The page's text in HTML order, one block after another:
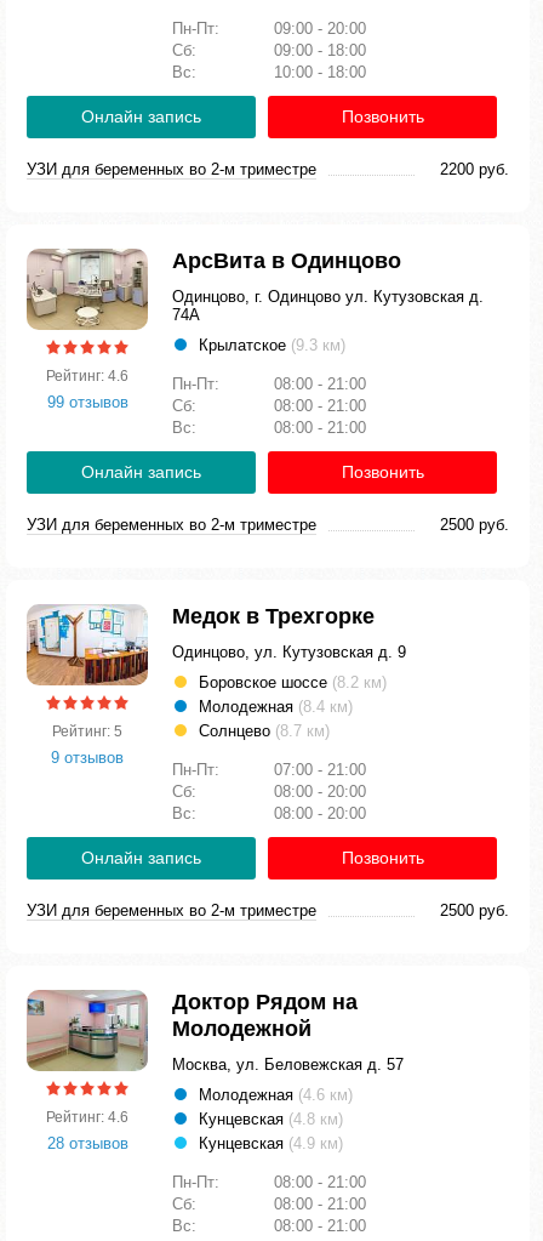
Пн-Пт:
09:00 - 20:00
Сб:
09:00 - 18:00
Вс:
10:00 - 18:00
Онлайн запись Позвонить
УЗИ для беременных во 2-м триместре 2200 руб.
Рейтинг: 4.6
99 отзывов
АрсВита в Одинцово
Одинцово, г. Одинцово ул. Кутузовская д.
74А
Крылатское (9.3 км)
Пн-Пт:
08:00 - 21:00
Сб:
08:00 - 21:00
Вс:
08:00 - 21:00
Онлайн запись Позвонить
УЗИ для беременных во 2-м триместре 2500 руб.
Рейтинг: 5
9 отзывов
Медок в Трехгорке
Одинцово, ул. Кутузовская д. 9
Боровское шоссе (8.2 км)
Молодежная (8.4 км)
Солнцево (8.7 км)
Пн-Пт:
07:00 - 21:00
Сб:
08:00 - 20:00
Вс:
08:00 - 20:00
Онлайн запись Позвонить
УЗИ для беременных во 2-м триместре 2500 руб.
Рейтинг: 4.6
28 отзывов
Доктор Рядом на
Молодежной
Москва, ул. Беловежская д. 57
Молодежная (4.6 км)
Кунцевская (4.8 км)
Кунцевская (4.9 км)
Пн-Пт:
08:00 - 21:00
Сб:
08:00 - 21:00
Вс:
08:00 - 21:00